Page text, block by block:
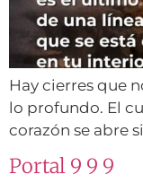
Hay cierres que
lo profundo. El
corazón se abre
Portal 9 9 9